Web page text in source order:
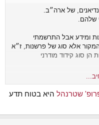
של ארה״ב.
שלהם.
ומידע אבל התרשמתי
אלא סוג של פרשנות, ז״א
סוג קידוד מודרני
על פי מיקום גיאוגרפי
שטרנהל היא בטוח תדע